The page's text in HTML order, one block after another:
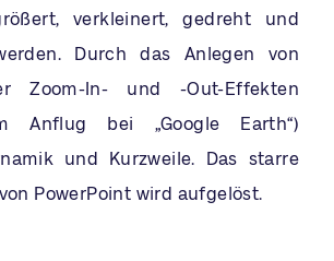
verkleinert, gedreht und
Durch das Anlegen von
Zoom-In- und -Out-Effekten
Anflug bei „Google Earth“)
und Kurzweile. Das starre
PowerPoint wird aufgelöst.